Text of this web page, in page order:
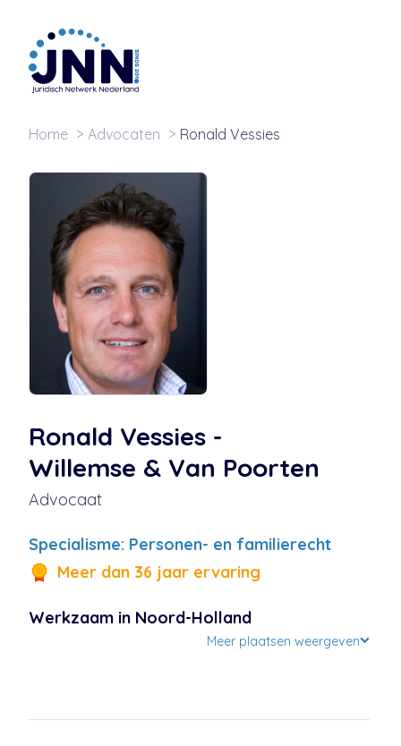
Home Advocaten Ronald Vessies
Ronald Vessies -
Willemse & Van Poorten
Advocaat
Specialisme: Personen- en familierecht
Meer dan 36 jaar ervaring
Werkzaam in Noord-Holland
Meer plaatsen weergeven